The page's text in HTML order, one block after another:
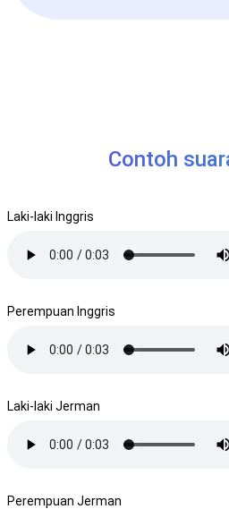
Contoh
Laki-laki Inggris
Perempuan Inggris
Laki-laki Jerman
Perempuan Jerman